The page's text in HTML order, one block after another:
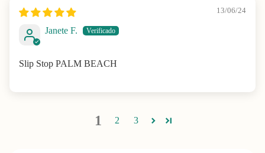
13/06/24
Janete F.
Slip Stop PALM BEACH
1 2 3